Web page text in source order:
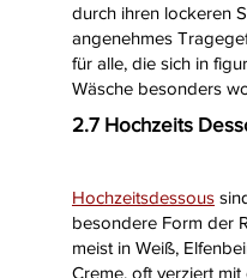
durch ihren lockeren
angenehmes
für alle, die sich in
Wäsche besonders
2.7 Hochzeits
Hochzeitsdessous
besondere Form der
meist in Weiß,
Creme, oft verziert mit